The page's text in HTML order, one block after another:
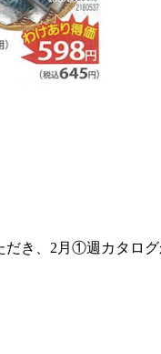
き、2月①週カタロ